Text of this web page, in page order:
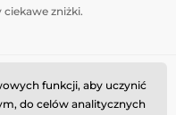
zniżki.
funkcji, aby uczynić
do celów analitycznych